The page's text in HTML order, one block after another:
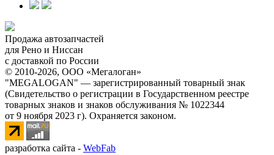
Продажа автозапчастей
для Рено и Ниссан
с доставкой по России
© 2010-2026, ООО «Мегалоган»
"MEGALOGAN" — зарегистрированный товарный знак
(Свидетельство о регистрации в Государственном реестре
товарных знаков и знаков обслуживания № 1022344
от 9 ноября 2023 г). Охраняется законом.
разработка сайта - WebFab